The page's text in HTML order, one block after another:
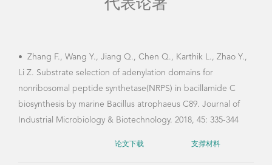
• Zhang F., Wang Y., Jiang Q., Chen Q., Karthik L., Zhao Y.,
Li Z. Substrate selection of adenylation domains for
nonribosomal peptide synthetase(NRPS) in bacillamide C
biosynthesis by marine Bacillus atrophaeus C89. Journal of
Industrial Microbiology & Biotechnology. 2018, 45: 335-344
论文下载 支撑材料